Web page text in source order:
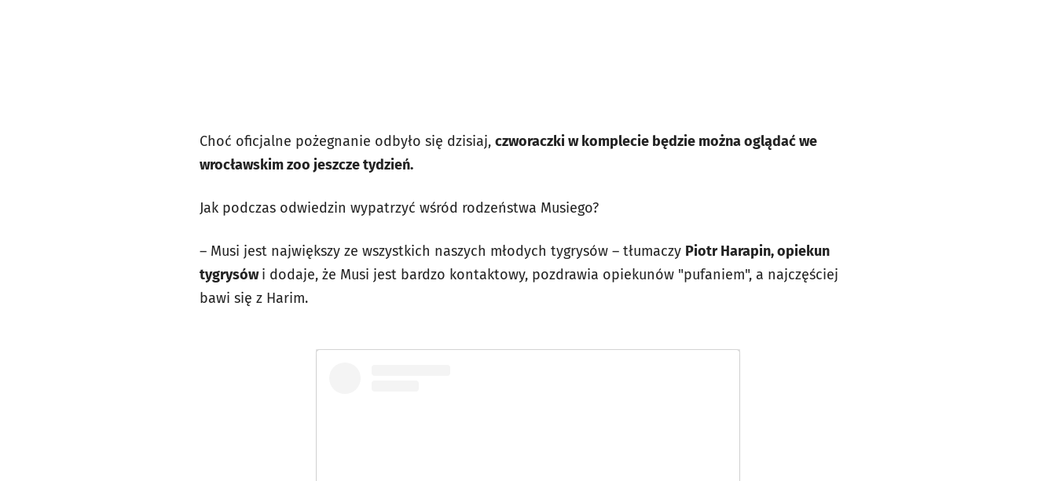
Choć oficjalne pożegnanie odbyło się dzisiaj, czworaczki w komplecie będzie można oglądać we
wrocławskim zoo jeszcze tydzień.
Jak podczas odwiedzin wypatrzyć wśród rodzeństwa Musiego?
– Musi jest największy ze wszystkich naszych młodych tygrysów – tłumaczy Piotr Harapin, opiekun
tygrysówi dodaje, że Musi jest bardzo kontaktowy, pozdrawia opiekunów "pufaniem", a najczęściej
bawi się z Harim.